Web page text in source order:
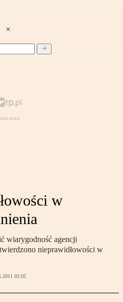
w
wiarygodność agencji
nieprawidłowości w
02:02